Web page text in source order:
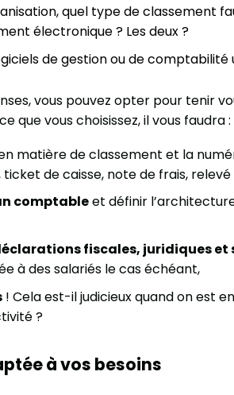
quel type de classement
électronique ? Les deux ?
de gestion ou de comptabilité
vous pouvez opter pour tenir
que vous choisissez, il vous faudra :
matière de classement et la
de caisse, note de frais,
comptableet définir
fiscales, juridiques et
à des salariés le cas échéant,
! Cela est-il judicieux quand on est
?
à vos besoins